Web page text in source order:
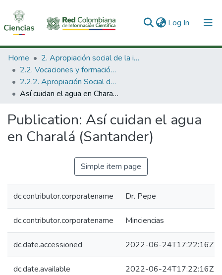
Log In (current)
Communities & Collections
All of DSpace
Statistics
Home
2. Apropiación social de la información en Ciencia Tecnología e Innovación
2.2. Vocaciones y formación de la CTeI
2.2.2. Apropiación Social del Conocimiento
Así cuidan el agua en Charalá (Santander)
Publication: Así cuidan el agua
en Charalá (Santander)
Simple item page
dc.contributor.corporatename Dr. Pepe
dc.contributor.corporatename Minciencias
dc.date.accessioned 2022-06-24T17:22:16Z
dc.date.available 2022-06-24T17:22:16Z